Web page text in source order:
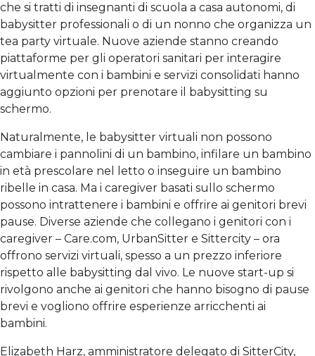
che si tratti di insegnanti di scuola a casa autonomi, di
babysitter professionali o di un nonno che organizza un
tea party virtuale. Nuove aziende stanno creando
piattaforme per gli operatori sanitari per interagire
virtualmente con i bambini e servizi consolidati hanno
aggiunto opzioni per prenotare il babysitting su
schermo.
Naturalmente, le babysitter virtuali non possono
cambiare i pannolini di un bambino, infilare un bambino
in età prescolare nel letto o inseguire un bambino
ribelle in casa. Ma i caregiver basati sullo schermo
possono intrattenere i bambini e offrire ai genitori brevi
pause. Diverse aziende che collegano i genitori con i
caregiver – Care.com, UrbanSitter e Sittercity – ora
offrono servizi virtuali, spesso a un prezzo inferiore
rispetto alle babysitting dal vivo. Le nuove start-up si
rivolgono anche ai genitori che hanno bisogno di pause
brevi e vogliono offrire esperienze arricchenti ai
bambini.
Elizabeth Harz, amministratore delegato di SitterCity,